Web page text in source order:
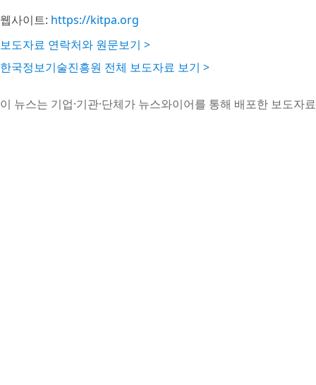
웹사이트: https://kitpa.org
보도자료 연락처와 원문보기 >
한국정보기술진흥원 전체 보도자료 보기 >
이 뉴스는 기업·기관·단체가 뉴스와이어를 통해 배포한 보도자